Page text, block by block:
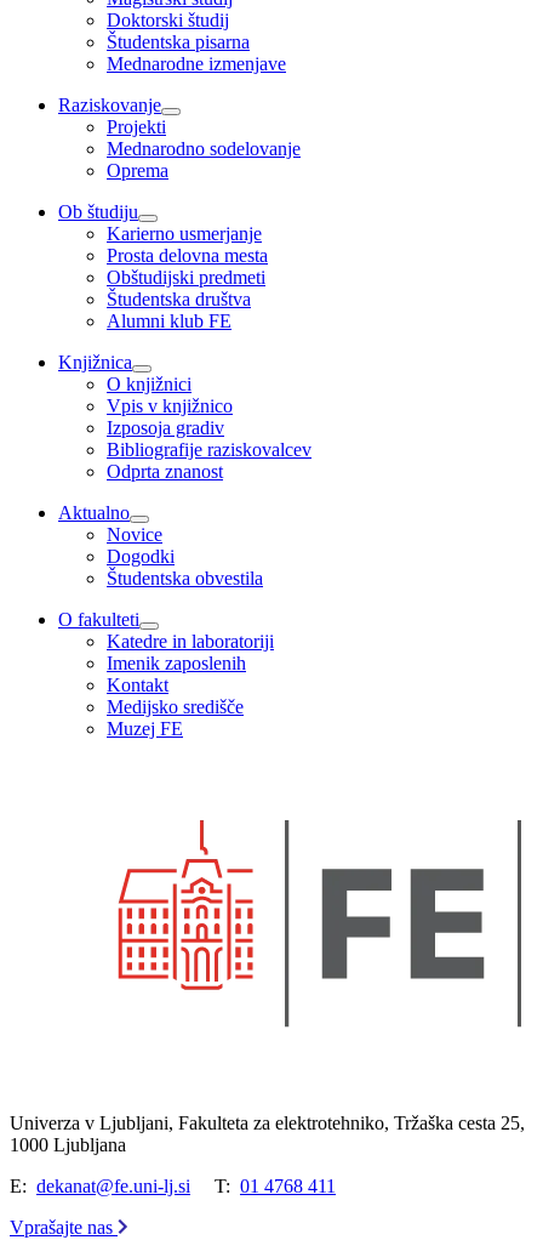
Doktorski študij
Študentska pisarna
Mednarodne izmenjave
Raziskovanje
Projekti
Mednarodno sodelovanje
Oprema
Ob študiju
Karierno usmerjanje
Prosta delovna mesta
Obštudijski predmeti
Študentska društva
Alumni klub FE
Knjižnica
O knjižnici
Vpis v knjižnico
Izposoja gradiv
Bibliografije raziskovalcev
Odprta znanost
Aktualno
Novice
Dogodki
Študentska obvestila
O fakulteti
Katedre in laboratoriji
Imenik zaposlenih
Kontakt
Medijsko središče
Muzej FE
Univerza v Ljubljani, Fakulteta za elektrotehniko, Tržaška cesta 25,
1000 Ljubljana
E: dekanat@fe.uni-lj.si T: 01 4768 411
Vprašajte nas